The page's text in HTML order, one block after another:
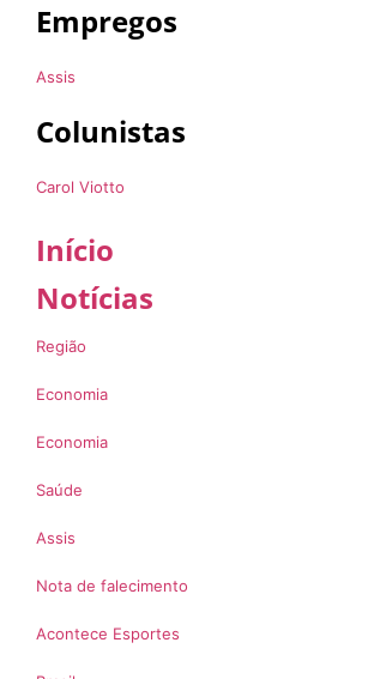
Empregos
Assis
Colunistas
Carol Viotto
Início
Notícias
Região
Economia
Economia
Saúde
Assis
Nota de falecimento
Acontece Esportes